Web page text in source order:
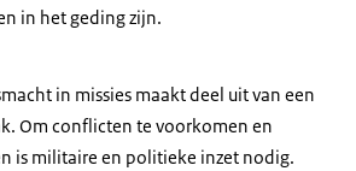
in het geding zijn.
in missies maakt deel uit van een
Om conflicten te voorkomen en
is militaire en politieke inzet nodig.